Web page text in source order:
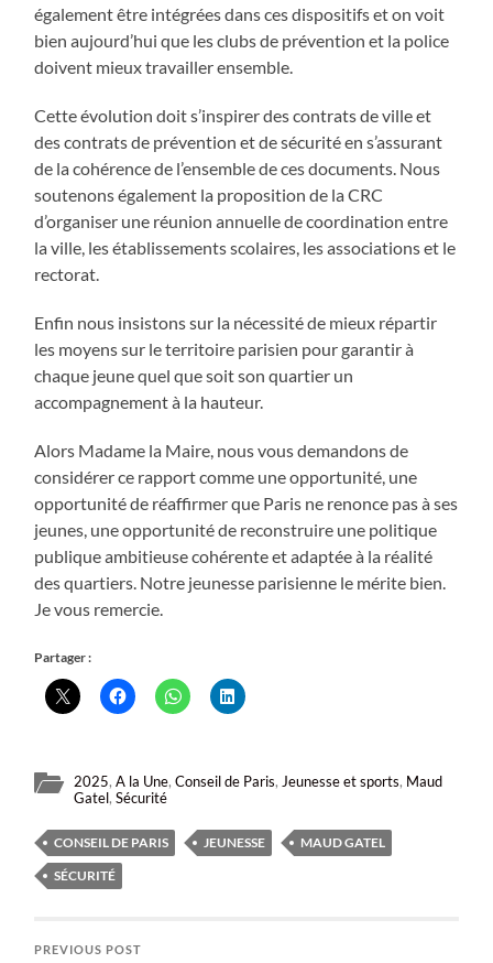
également être intégrées dans ces dispositifs et on voit
bien aujourd’hui que les clubs de prévention et la police
doivent mieux travailler ensemble.
Cette évolution doit s’inspirer des contrats de ville et
des contrats de prévention et de sécurité en s’assurant
de la cohérence de l’ensemble de ces documents. Nous
soutenons également la proposition de la CRC
d’organiser une réunion annuelle de coordination entre
la ville, les établissements scolaires, les associations et le
rectorat.
Enfin nous insistons sur la nécessité de mieux répartir
les moyens sur le territoire parisien pour garantir à
chaque jeune quel que soit son quartier un
accompagnement à la hauteur.
Alors Madame la Maire, nous vous demandons de
considérer ce rapport comme une opportunité, une
opportunité de réaffirmer que Paris ne renonce pas à ses
jeunes, une opportunité de reconstruire une politique
publique ambitieuse cohérente et adaptée à la réalité
des quartiers. Notre jeunesse parisienne le mérite bien.
Je vous remercie.
Partager :
2025,A la Une,Conseil de Paris,Jeunesse et sports, Maud
Gatel,Sécurité
CONSEIL DE PARIS JEUNESSE
MAUD GATEL
SÉCURITÉ
PREVIOUS POST